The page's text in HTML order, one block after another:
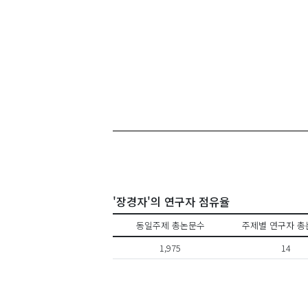
'장경자'의 연구자 점유율
동일주제 총논문수 주제별 연구자 총
1,975
14